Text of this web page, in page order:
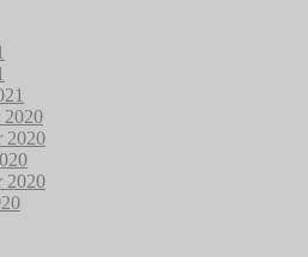
2020
2020
2020